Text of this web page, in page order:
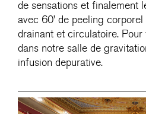
de sensations et finalement
avec 60’ de peeling
drainant et circulatoire. Pour
dans notre salle de
infusion depurative.